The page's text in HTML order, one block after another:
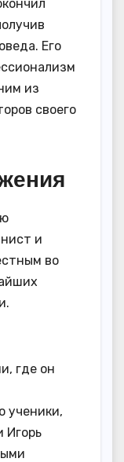
Его
из
своего
и
во
где он
ученики,
Игорь